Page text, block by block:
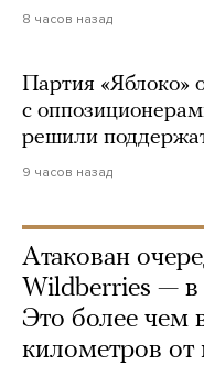
8 часов назад
Партия «Яблоко»
с
решили
9 часов назад
Атакован
Wildberries — в
Это более чем
километров от